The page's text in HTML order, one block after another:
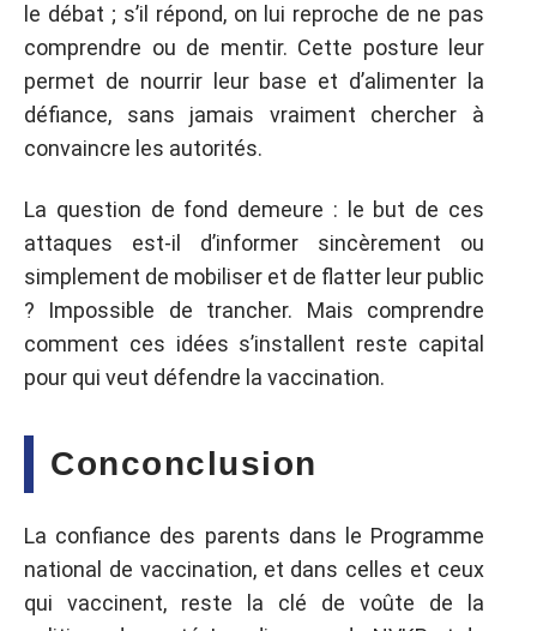
le débat ; s’il répond, on lui reproche de ne pas
comprendre ou de mentir. Cette posture leur
permet de nourrir leur base et d’alimenter la
défiance, sans jamais vraiment chercher à
convaincre les autorités.
La question de fond demeure : le but de ces
attaques est-il d’informer sincèrement ou
simplement de mobiliser et de flatter leur public
? Impossible de trancher. Mais comprendre
comment ces idées s’installent reste capital
pour qui veut défendre la vaccination.
Conconclusion
La confiance des parents dans le Programme
national de vaccination, et dans celles et ceux
qui vaccinent, reste la clé de voûte de la